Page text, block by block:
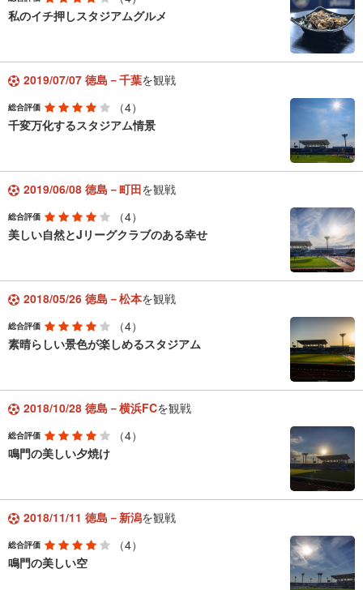
私のイチ押しスタジアムグルメ
2019/07/07 徳島－千葉を観戦
総合評価
（4）
千変万化するスタジアム情景
2019/06/08 徳島－町田を観戦
総合評価
（4）
美しい自然とJリーグクラブのある幸せ
2018/05/26 徳島－松本を観戦
総合評価
（4）
素晴らしい景色が楽しめるスタジアム
2018/10/28 徳島－横浜FCを観戦
総合評価
（4）
鳴門の美しい夕焼け
2018/11/11 徳島－新潟を観戦
総合評価
（4）
鳴門の美しい空